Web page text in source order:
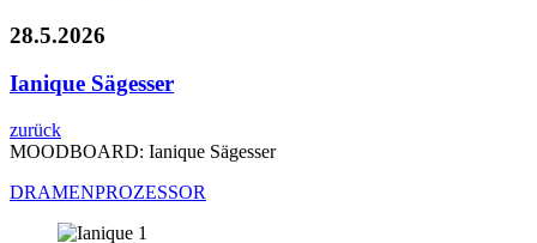
28.5.2026
Ianique Sägesser
zurück
MOODBOARD: Ianique Sägesser
DRAMEN­PROZESSOR